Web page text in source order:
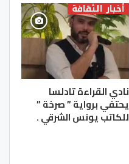
أخبار الثقافة
نادي القراءة تادلسا
يحتفي برواية ” صرخة ”
للكاتب يونس الشرقي .